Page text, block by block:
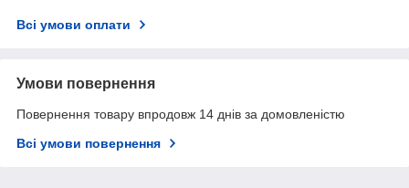
Всі умови оплати
Умови повернення
Повернення товару впродовж 14 днів за домовленістю
Всі умови повернення